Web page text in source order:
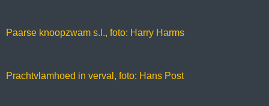
Paarse knoopzwam s.l., foto: Harry Harms
Prachtvlamhoed in verval, foto: Hans Post